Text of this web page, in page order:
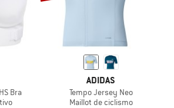
Bra
ADIDAS
Tempo Jersey Neo
Maillot de ciclismo